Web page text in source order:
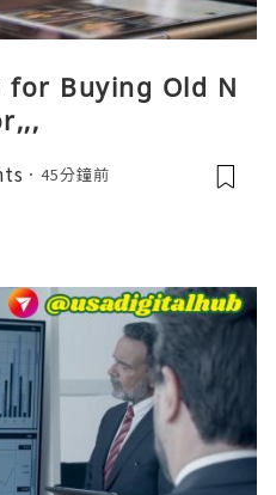
for Buying Old N
45分鐘前